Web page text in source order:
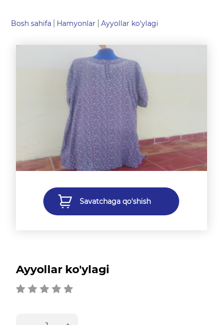
Bosh sahifa Hamyonlar Ayyollar ko'ylagi
Savatchaga qo'shish
Ayyollar ko'ylagi